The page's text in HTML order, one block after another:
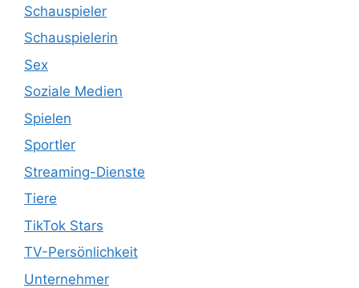
Schauspieler
Schauspielerin
Sex
Soziale Medien
Spielen
Sportler
Streaming-Dienste
Tiere
TikTok Stars
TV-Persönlichkeit
Unternehmer